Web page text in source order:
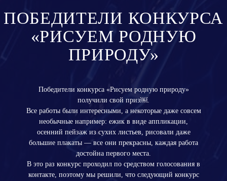
ПОБЕДИТЕЛИ КОНКУРСА
«РИСУЕМ РОДНУЮ
ПРИРОДУ»
Победители конкурса «Рисуем родную природу»
получили свой приз￼.
Все работы были интересными, а некоторые даже совсем
необычные например: ежик в виде аппликации,
осенний пейзаж из сухих листьев, рисовали даже
большие плакаты — все они прекрасны, каждая работа
достойна первого места.
В это раз конкурс проходил по средством голосования в
контакте, поэтому мы решили, что следующий конкурс